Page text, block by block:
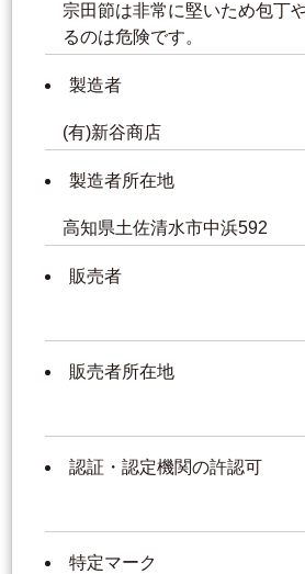
宗田節は非常に堅いため包丁
るのは危険です。
製造者
(有)新谷商店
製造者所在地
高知県土佐清水市中浜592
販売者
販売者所在地
認証・認定機関の許認可
特定マーク